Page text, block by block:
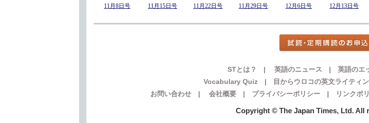
11月8日号 11月15日号 11月22日号 11月29日号 12月6日号 12月13日号
STとは？ | 英語のニュース | 英語のエ
Vocabulary Quiz| 目からウロコの英文ライティ
お問い合わせ | 会社概要 | プライバシーポリシー | リンクポ
Copyright © The Japan Times, Ltd. All